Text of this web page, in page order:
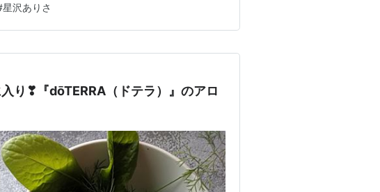
日が延期になって、ちゃんとお稽古できているの
星沢ありさ
り❣『dōTERRA（ドテラ）』のアロ